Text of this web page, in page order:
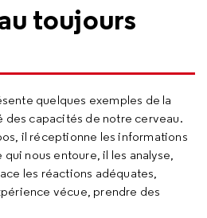
toujours
quelques exemples de la
des capacités de notre cerveau.
il réceptionne les informations
nous entoure, il les analyse,
les réactions adéquates,
vécue, prendre des